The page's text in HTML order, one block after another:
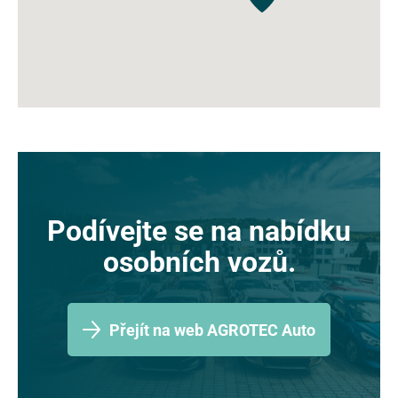
Podívejte se na nabídku
osobních vozů.
Přejít na web AGROTEC Auto